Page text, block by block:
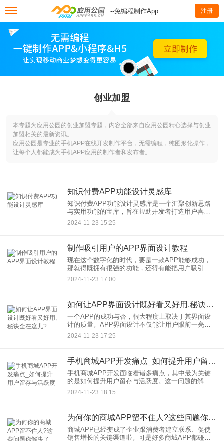
--免编程制作App 注册
创业加盟
本专题为应用公园的创业加盟专题，内容全部来自应用公园精心选择与创业
加盟相关的最新资讯。
应用公园是专业的手机APP在线开发制作平台，无需编程，纯图形化操作，
让每个人都能成为手机APP应用的制作者和发布者。
知识付费APP功能设计灵感库
知识付费APP功能设计灵感库是一个汇聚创新思路
与实用功能的宝库，旨在帮助开发者打造用户喜爱
的知识付费产品。以下是一些精心挑选的功能设计
2024-11-23 15:25
制作吸引用户的APP界面设计教程
现在这个数字化的时代，要是一款APP能够成功，
那就得既拥有很强的功能，还得有能把用户吸引过
来的界面设计。这篇文章会仔细地讲讲怎么去制作
既好看又好用的APP界面，好帮助设计师和开发人
2024-11-23 17:00
如何让APP界面设计既好看又好用,秘诀全在这儿?
一个APP的成功与否，很大程度上取决于其界面设
计的质量。APP界面设计不仅能让用户眼前一亮，
更能提升用户体验，增强用户粘性。这样如何让
APP界面设计既好看又好用呢？以下便是我们深入
2024-11-23 17:25
手机商城APP开发痛点_如何提升用户留存与活跃度
手机商城APP开发面临着诸多痛点，其中最为关键
的是如何提升用户留存与活跃度。这一问题的解
决，不仅关乎APP的生存与发展，更是衡量其市场
2024-11-23 18:15
为何你的商城APP留不住人?这些问题你解决了吗?
商城APP已经变成了企业跟消费者建立联系、促使
销售增长的关键渠道啦。可是好多商城APP都碰到